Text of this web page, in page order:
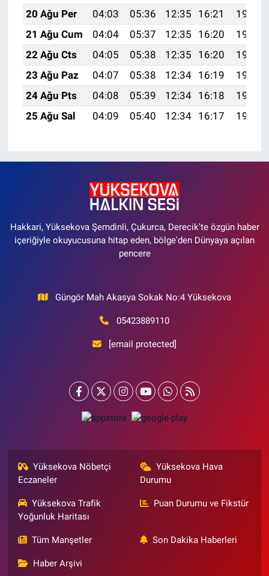
20 Ağu Per
04:03 05:36 12:35 16:21
19:25
21 Ağu Cum
04:04 05:37 12:35 16:20
19:23
22 Ağu Cts
04:05 05:38 12:35 16:20
19:22
23 Ağu Paz
04:07 05:38 12:34 16:19
19:20
24 Ağu Pts
04:08 05:39 12:34 16:18
19:19
25 Ağu Sal
04:09 05:40 12:34 16:17 19:17
Hakkari, Yüksekova Şemdinli, Çukurca, Derecik'te özgün haber
içeriğiyle okuyucusuna hitap eden, bölge'den Dünyaya açılan
pencere
Güngör Mah Akasya Sokak No:4 Yüksekova
05423889110
[email protected]
Yüksekova Nöbetçi
Eczaneler
Yüksekova Hava
Durumu
Yüksekova Trafik
Yoğunluk Haritası
Puan Durumu ve Fikstür
Tüm Manşetler Son Dakika Haberleri
Haber Arşivi